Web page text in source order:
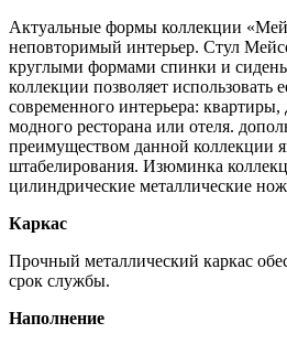
Актуальные формы коллекции
неповторимый интерьер. Стул
круглыми формами спинки и
коллекции позволяет использовать
современного интерьера: квартиры,
модного ресторана или отеля.
преимуществом данной коллекции
штабелирования. Изюминка
цилиндрические металлические
Каркас
Прочный металлический каркас
срок службы.
Наполнение